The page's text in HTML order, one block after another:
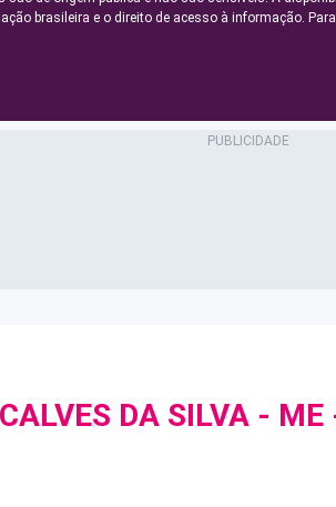
brasileira e o direito de acesso à informação.
DA SILVA - ME